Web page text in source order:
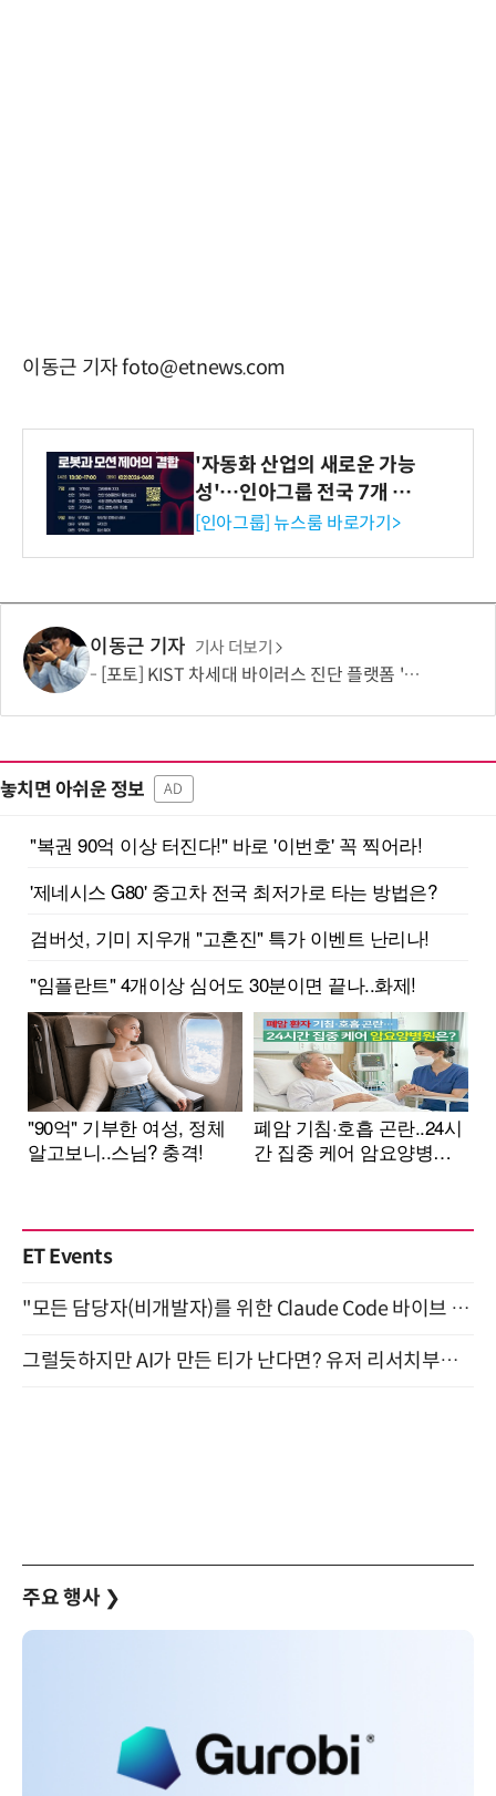
이동근 기자 foto@etnews.com
'자동화 산업의 새로운 가능
성'…인아그룹 전국 7개 도
시 세미나 페어 개최
[인아그룹] 뉴스룸 바로가기>
이동근 기자 기사 더보기
[포토] KIST 차세대 바이러스 진단 플랫폼 '퓨전 어세이' 개발
놓치면 아쉬운 정보 AD
ET Events
"모든 담당자(비개발자)를 위한 Claude Code 바이브 코딩 2-day 부트캠프" 9월 16~17일 개최
그럴듯하지만 AI가 만든 티가 난다면? 유저 리서치부터 배포까지! (9/15)
주요 행사 ❯